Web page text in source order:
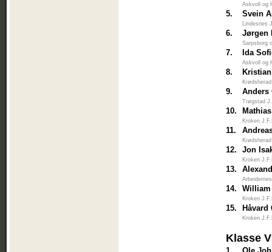
Askvoll og
5. Svein
Lindesnes
6. Jørgen
Sarpsborg
7. Ida
Askvoll og
8.
9. Anders
Trøgstad
10.
Kroken
11.
12. Jon
Kroken
13.
14.
Kroken
15.
Kroken
Klasse